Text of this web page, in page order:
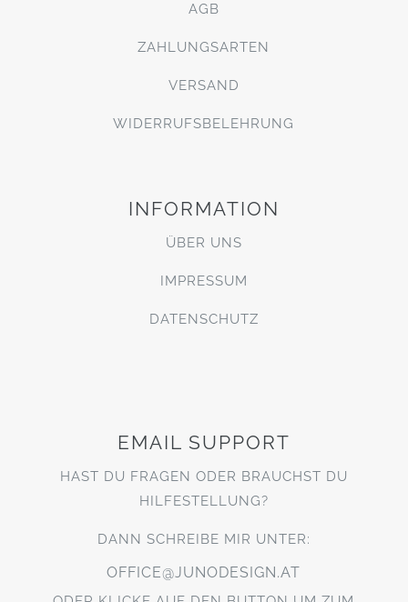
AGB
ZAHLUNGSARTEN
VERSAND
WIDERRUFSBELEHRUNG
INFORMATION
ÜBER UNS
IMPRESSUM
DATENSCHUTZ
EMAIL SUPPORT
HAST DU FRAGEN ODER BRAUCHST DU
HILFESTELLUNG?
DANN SCHREIBE MIR UNTER:
OFFICE@JUNODESIGN.AT